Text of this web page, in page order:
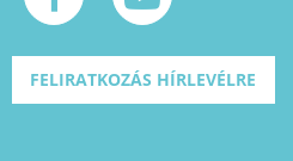
FELIRATKOZÁS HÍRLEVÉLRE